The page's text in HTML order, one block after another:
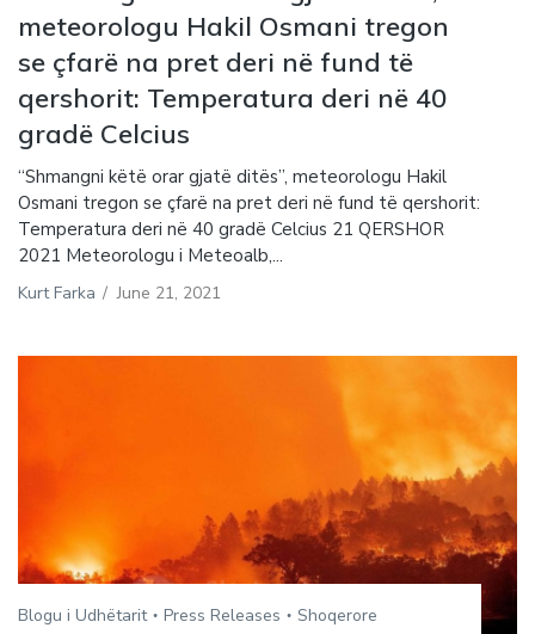
meteorologu Hakil Osmani tregon
se çfarë na pret deri në fund të
qershorit: Temperatura deri në 40
gradë Celcius
“Shmangni këtë orar gjatë ditës”, meteorologu Hakil
Osmani tregon se çfarë na pret deri në fund të qershorit:
Temperatura deri në 40 gradë Celcius 21 QERSHOR
2021 Meteorologu i Meteoalb,...
Kurt Farka / June 21, 2021
Blogu i Udhëtarit Press Releases Shoqerore